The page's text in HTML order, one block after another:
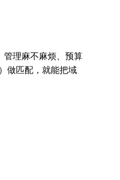
管理麻不麻烦、预算
做匹配，就能把域